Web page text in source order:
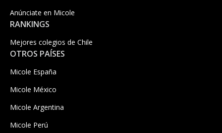
Anúnciate en Micole
RANKINGS
Mejores colegios de Chile
OTROS PAÍSES
Micole España
Micole México
Micole Argentina
Micole Perú